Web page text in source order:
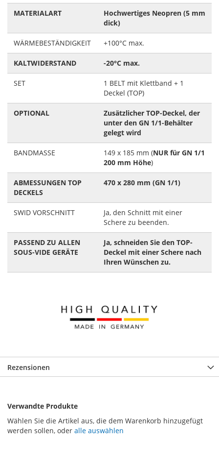
MATERIALART
Hochwertiges Neopren (5 mm
dick)
WÄRMEBESTÄNDIGKEIT +100°C max.
KALTWIDERSTAND -20°C max.
SET
1 BELT mit Klettband + 1
Deckel (TOP)
OPTIONAL
Zusätzlicher TOP-Deckel, der
unter den GN 1/1-Behälter
gelegt wird
BANDMASSE 149 x 185 mm (NUR für GN 1/1
200 mm Höhe)
ABMESSUNGEN TOP
DECKELS
470 x 280 mm (GN 1/1)
SWID VORSCHNITT
Ja, den Schnitt mit einer
Schere zu beenden.
PASSEND ZU ALLEN
SOUS-VIDE GERÄTE
Ja, schneiden Sie den TOP-
Deckel mit einer Schere nach
Ihren Wünschen zu.
Rezensionen
Verwandte Produkte
Wählen Sie die Artikel aus, die dem Warenkorb hinzugefügt
werden sollen, oder alle auswählen